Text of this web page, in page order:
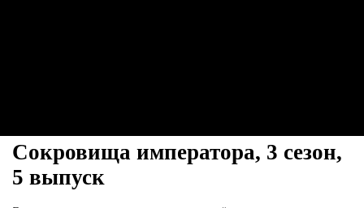
Сокровища императора, 3 сезон,
5 выпуск